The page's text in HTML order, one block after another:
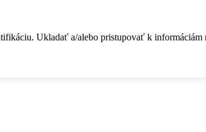
Ukladať a/alebo pristupovať k informáciám